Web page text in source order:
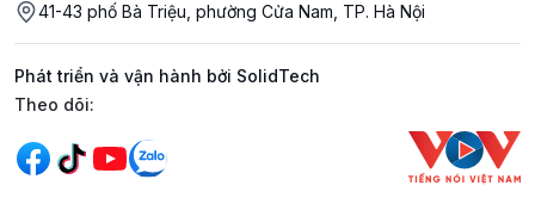
41-43 phố Bà Triệu, phường Cửa Nam, TP. Hà Nội
Phát triển và vận hành bởi SolidTech
Mạng xã hội
Theo dõi: